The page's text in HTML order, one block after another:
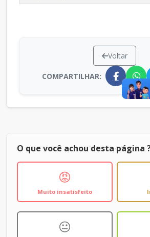
Voltar
COMPARTILHAR:
O que você achou desta página
😡
Muito insatisfeito
😐